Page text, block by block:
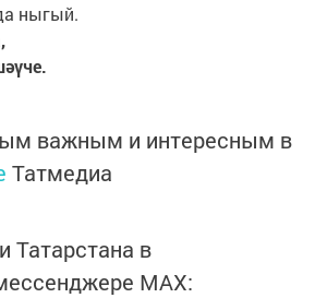
ныгый.
важным и интересным в
Татмедиа
Татарстана в
MАХ: